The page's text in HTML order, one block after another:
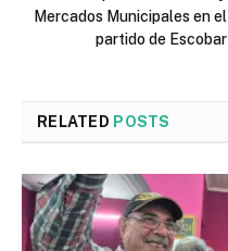
Mercados Municipales en el
partido de Escobar
RELATED POSTS